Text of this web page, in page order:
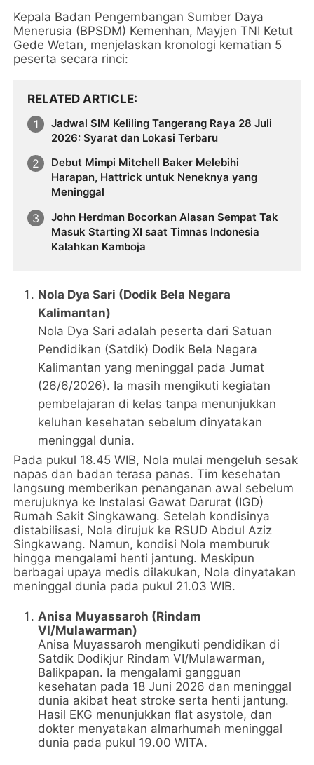
Kepala Badan Pengembangan Sumber Daya
Menerusia (BPSDM) Kemenhan, Mayjen TNI Ketut
Gede Wetan, menjelaskan kronologi kematian 5
peserta secara rinci:
RELATED ARTICLE
Jadwal SIM Keliling Tangerang Raya 28 Juli
2026: Syarat dan Lokasi Terbaru
Debut Mimpi Mitchell Baker Melebihi
Harapan, Hattrick untuk Neneknya yang
Meninggal
John Herdman Bocorkan Alasan Sempat Tak
Masuk Starting XI saat Timnas Indonesia
Kalahkan Kamboja
Nola Dya Sari (Dodik Bela Negara
Kalimantan)
Nola Dya Sari adalah peserta dari Satuan
Pendidikan (Satdik) Dodik Bela Negara
Kalimantan yang meninggal pada Jumat
(26/6/2026). Ia masih mengikuti kegiatan
pembelajaran di kelas tanpa menunjukkan
keluhan kesehatan sebelum dinyatakan
meninggal dunia.
Pada pukul 18.45 WIB, Nola mulai mengeluh sesak
napas dan badan terasa panas. Tim kesehatan
langsung memberikan penanganan awal sebelum
merujuknya ke Instalasi Gawat Darurat (IGD)
Rumah Sakit Singkawang. Setelah kondisinya
distabilisasi, Nola dirujuk ke RSUD Abdul Aziz
Singkawang. Namun, kondisi Nola memburuk
hingga mengalami henti jantung. Meskipun
berbagai upaya medis dilakukan, Nola dinyatakan
meninggal dunia pada pukul 21.03 WIB.
Anisa Muyassaroh (Rindam
VI/Mulawarman)
Anisa Muyassaroh mengikuti pendidikan di
Satdik Dodikjur Rindam VI/Mulawarman,
Balikpapan. Ia mengalami gangguan
kesehatan pada 18 Juni 2026 dan meninggal
dunia akibat heat stroke serta henti jantung.
Hasil EKG menunjukkan flat asystole, dan
dokter menyatakan almarhumah meninggal
dunia pada pukul 19.00 WITA.